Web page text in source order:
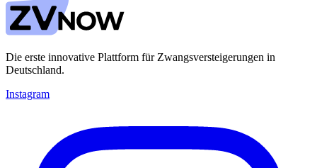
Die erste innovative Plattform für Zwangsversteigerungen in
Deutschland.
Instagram